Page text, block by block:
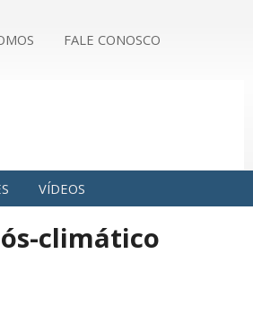
FALE CONOSCO
VÍDEOS
climático